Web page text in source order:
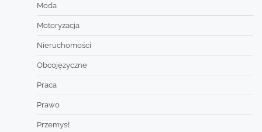
Moda
Motoryzacja
Nieruchomości
Obcojęzyczne
Praca
Prawo
Przemysł